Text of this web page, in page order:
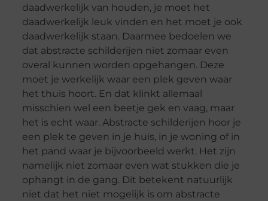
daadwerkelijk van houden, je moet het
daadwerkelijk leuk vinden en het moet je ook
daadwerkelijk staan. Daarmee bedoelen we
dat abstracte schilderijen niet zomaar even
overal kunnen worden opgehangen. Deze
moet je werkelijk waar een plek geven waar
het thuis hoort. En dat klinkt allemaal
misschien wel een beetje gek en vaag, maar
het is echt waar. Abstracte schilderijen hoor je
een plek te geven in je huis, in je woning of in
het pand waar je bijvoorbeeld werkt. Het zijn
namelijk niet zomaar even wat stukken die je
ophangt in de gang. Dit betekent natuurlijk
niet dat het niet mogelijk is om abstracte